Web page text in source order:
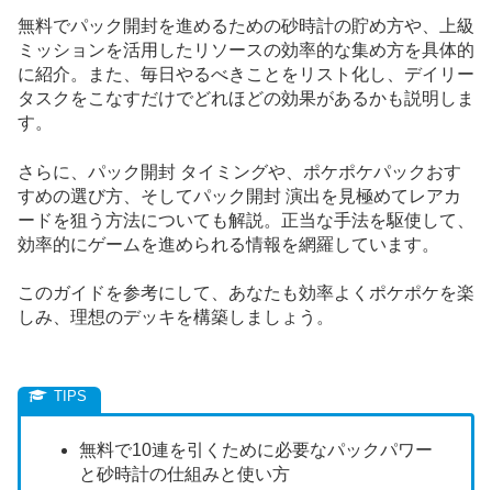
無料でパック開封を進めるための砂時計の貯め方や、上級
ミッションを活用したリソースの効率的な集め方を具体的
に紹介。また、毎日やるべきことをリスト化し、デイリー
タスクをこなすだけでどれほどの効果があるかも説明しま
す。
さらに、パック開封 タイミングや、ポケポケパックおす
すめの選び方、そしてパック開封 演出を見極めてレアカ
ードを狙う方法についても解説。正当な手法を駆使して、
効率的にゲームを進められる情報を網羅しています。
このガイドを参考にして、あなたも効率よくポケポケを楽
しみ、理想のデッキを構築しましょう。
無料で10連を引くために必要なパックパワー
と砂時計の仕組みと使い方